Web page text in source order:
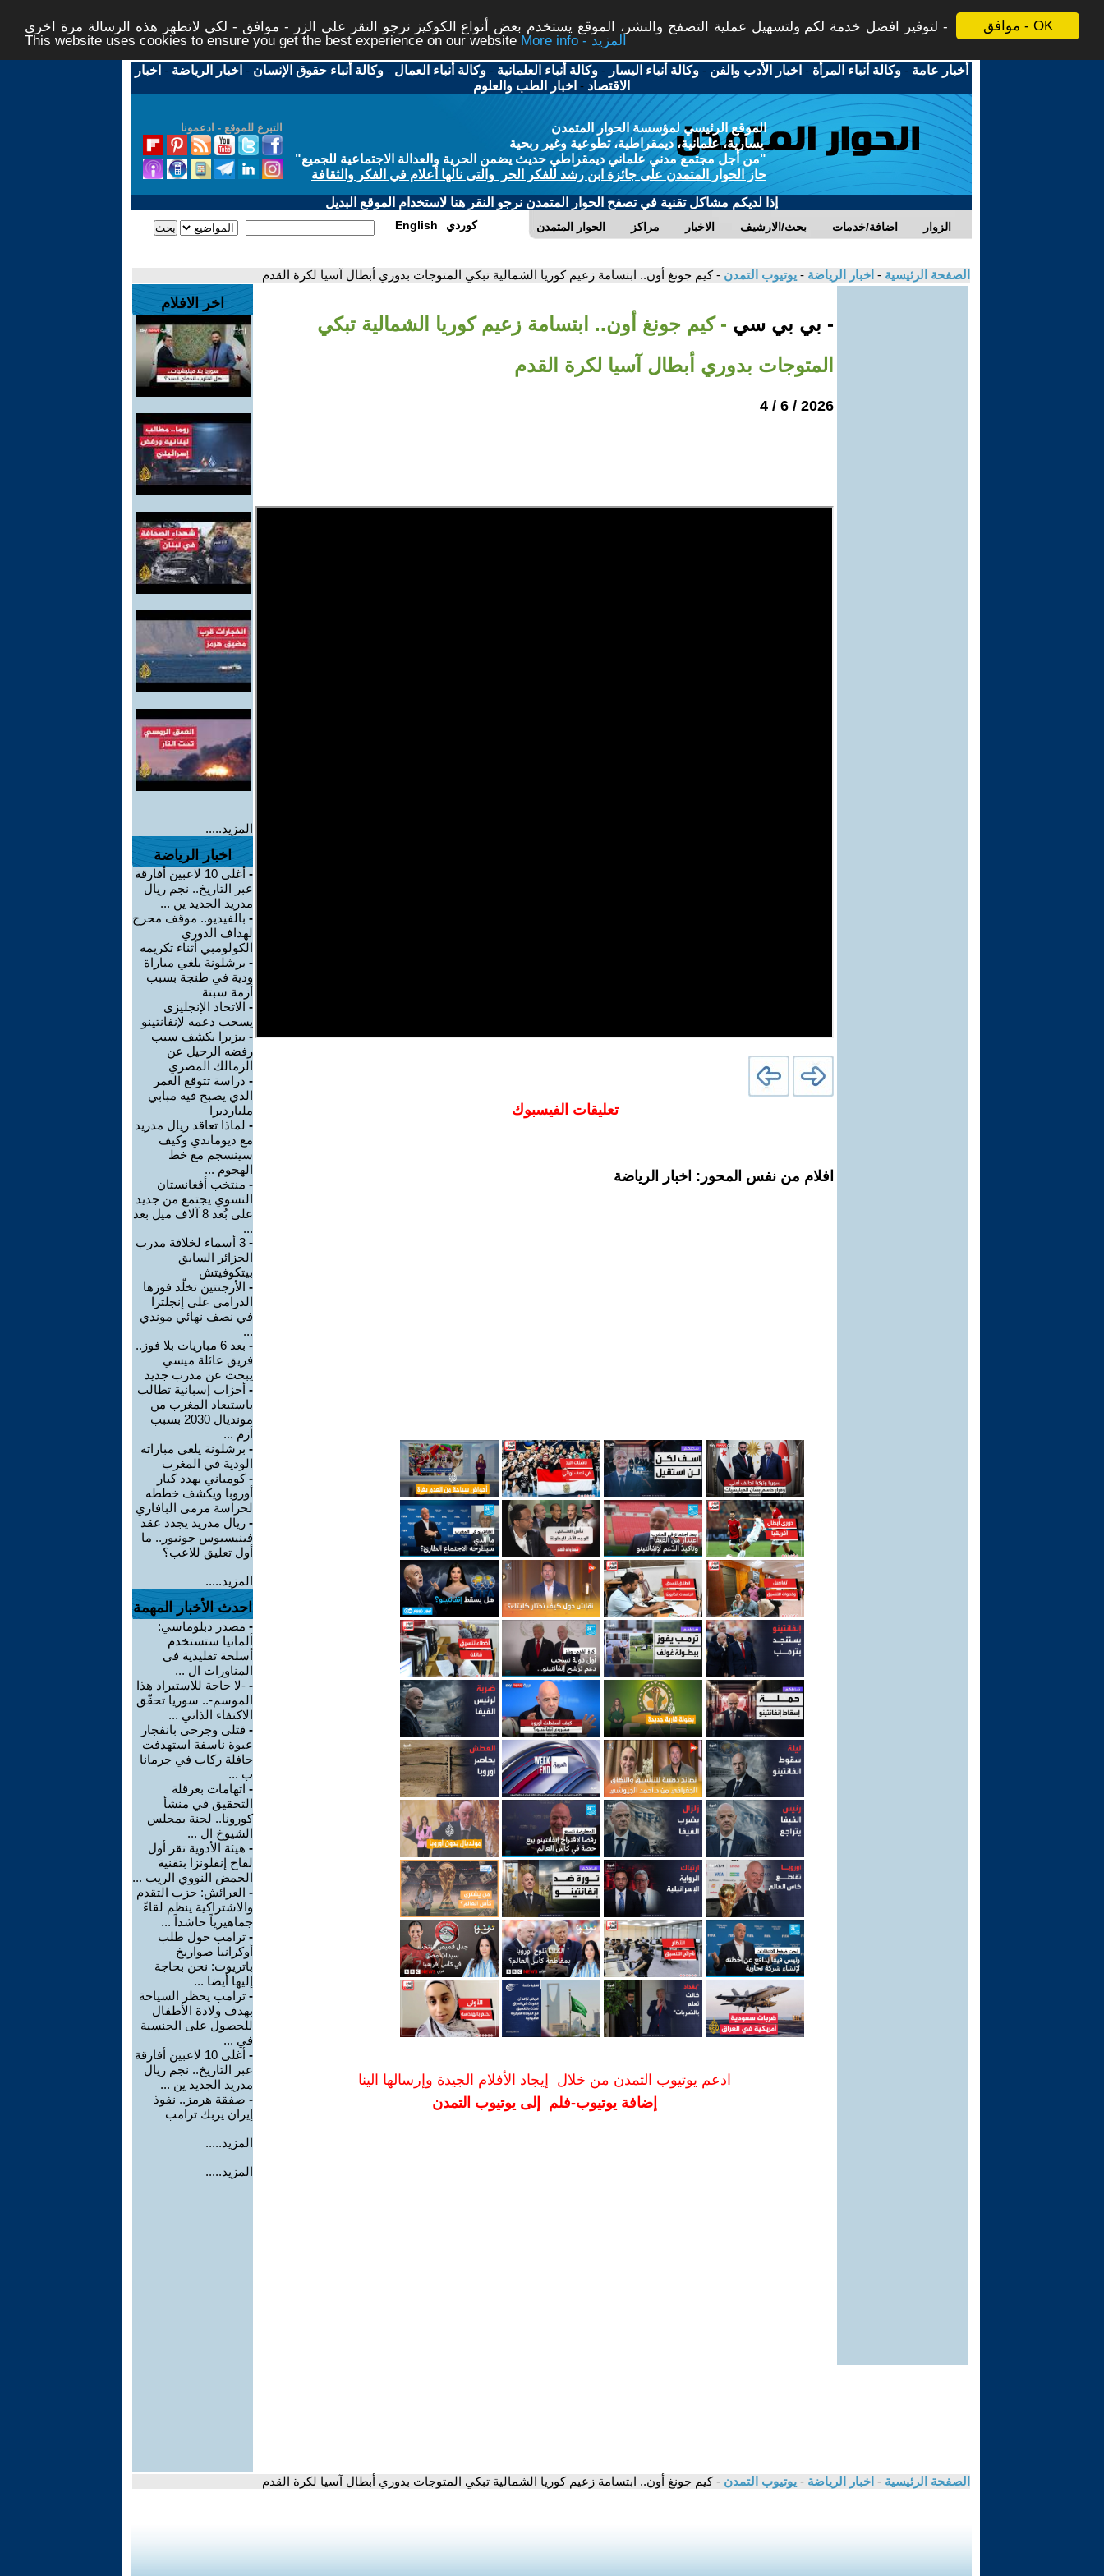
موافق - OK
لتوفير افضل خدمة لكم ولتسهيل عملية التصفح والنشر، الموقع يستخدم بعض أنواع الكوكيز نرجو النقر على الزر - موافق - لكي لاتظهر هذه الرسالة مرة اخرى -
This website uses cookies to ensure you get the best experience on our website
More info - المزيد
أخبار عامة -وكالة أنباء المرأة - اخبار الأدب والفن -وكالة أنباء اليسار -وكالة أنباء العلمانية -وكالة أنباء العمال -وكالة أنباء حقوق الإنسان - اخبار الرياضة - اخبار
الاقتصاد - اخبار الطب والعلوم
التبرع للموقع - ادعمونا
الموقع الرئيسي لمؤسسة الحوار المتمدن
يسارية، علمانية، ديمقراطية، تطوعية وغير ربحية
"من أجل مجتمع مدني علماني ديمقراطي حديث يضمن الحرية والعدالة الاجتماعية للجميع"
حاز الحوار المتمدن على جائزة ابن رشد للفكر الحر والتى نالها أعلام في الفكر والثقافة
إذا لديكم مشاكل تقنية في تصفح الحوار المتمدن نرجو النقر هنا لاستخدام الموقع البديل
الحوار المتمدن مراكز الاخبار بحث/الارشيف اضافة/خدمات الزوار English كوردي
الصفحة الرئيسية - اخبار الرياضة - يوتيوب التمدن - كيم جونغ أون.. ابتسامة زعيم كوريا الشمالية تبكي المتوجات بدوري أبطال آسيا لكرة القدم
- بي بي سي - كيم جونغ أون.. ابتسامة زعيم كوريا الشمالية تبكي
المتوجات بدوري أبطال آسيا لكرة القدم
2026 / 6 / 4
تعليقات الفيسبوك
افلام من نفس المحور: اخبار الرياضة
ادعم يوتيوب التمدن من خلال إيجاد الأفلام الجيدة وإرسالها الينا
إضافة يوتيوب-فلم إلى يوتيوب التمدن
اخر الافلام
المزيد.....
اخبار الرياضة
-
أغلى 10 لاعبين أفارقة
عبر التاريخ.. نجم ريال
مدريد الجديد ين ...
- بالفيديو.. موقف محرج
لهداف الدوري
الكولومبي أثناء تكريمه
- برشلونة يلغي مباراة
ودية في طنجة بسبب
أزمة سبتة
- الاتحاد الإنجليزي
يسحب دعمه لإنفانتينو
- بيزيرا يكشف سبب
رفضه الرحيل عن
الزمالك المصري
- دراسة تتوقع العمر
الذي يصبح فيه مبابي
مليارديرا
- لماذا تعاقد ريال مدريد
مع ديوماندي وكيف
سينسجم مع خط
الهجوم ...
- منتخب أفغانستان
النسوي يجتمع من جديد
على بُعد 8 آلاف ميل بعد
...
-
3 أسماء لخلافة مدرب
الجزائر السابق
بيتكوفيتش
- الأرجنتين تخلّد فوزها
الدرامي على إنجلترا
في نصف نهائي موندي
...
-
بعد 6 مباريات بلا فوز..
فريق عائلة ميسي
يبحث عن مدرب جديد
- أحزاب إسبانية تطالب
باستبعاد المغرب من
مونديال 2030 بسبب
أزم ...
- برشلونة يلغي مباراته
الودية في المغرب
-كومباني يهدد كبار
أوروبا ويكشف خططه
لحراسة مرمى البافاري
- ريال مدريد يجدد عقد
فينيسيوس جونيور.. ما
أول تعليق للاعب؟
المزيد.....
احدث الأخبار المهمة
- مصدر دبلوماسي:
ألمانيا ستستخدم
أسلحة تقليدية في
المناورات ال ...
- -لا حاجة للاستيراد هذا
الموسم-.. سوريا تحقّق
الاكتفاء الذاتي ...
- قتلى وجرحى بانفجار
عبوة ناسفة استهدفت
حافلة ركاب في جرمانا
ب ...
- اتهامات بعرقلة
التحقيق في منشأ
كورونا.. لجنة بمجلس
الشيوخ ال ...
- هيئة الأدوية تقر أول
لقاح إنفلونزا بتقنية
الحمض النووي الريب ...
- العرائش: حزب التقدم
والاشتراكية ينظم لقاءً
جماهيرياً حاشداً ...
- ترامب حول طلب
أوكرانيا صواريخ
باتريوت: نحن بحاجة
إليها أيضا ...
- ترامب يحظر السياحة
بهدف ولادة الأطفال
للحصول على الجنسية
في ...
-
أغلى 10 لاعبين أفارقة
عبر التاريخ.. نجم ريال
مدريد الجديد ين ...
- صفقة هرمز.. نفوذ
إيران يربك ترامب
المزيد.....
المزيد.....
الصفحة الرئيسية - اخبار الرياضة - يوتيوب التمدن - كيم جونغ أون.. ابتسامة زعيم كوريا الشمالية تبكي المتوجات بدوري أبطال آسيا لكرة القدم